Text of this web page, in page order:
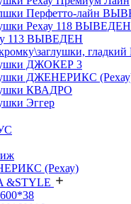
Перфетто-лайн
Рехау 118 ВЫВЕДЕН
113 ВЫВЕДЕН
гладкий
ДЖОКЕР 3
ДЖЕНЕРИКС
КВАДРО
Эггер
(Рехау)